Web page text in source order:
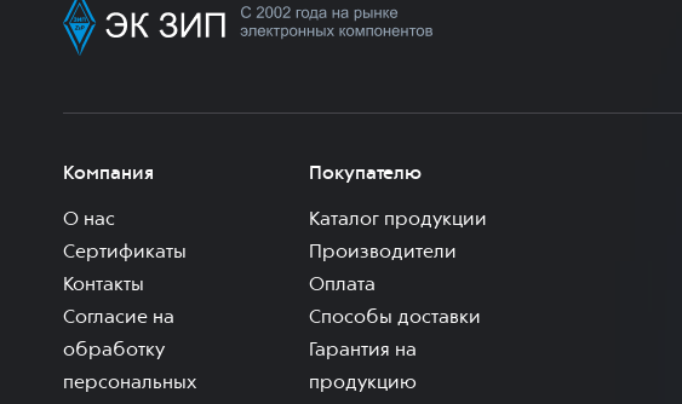
Компания
О нас
Сертификаты
Контакты
Согласие на
обработку
персональных
Покупателю
Каталог продукции
Производители
Оплата
Способы доставки
Гарантия на
продукцию